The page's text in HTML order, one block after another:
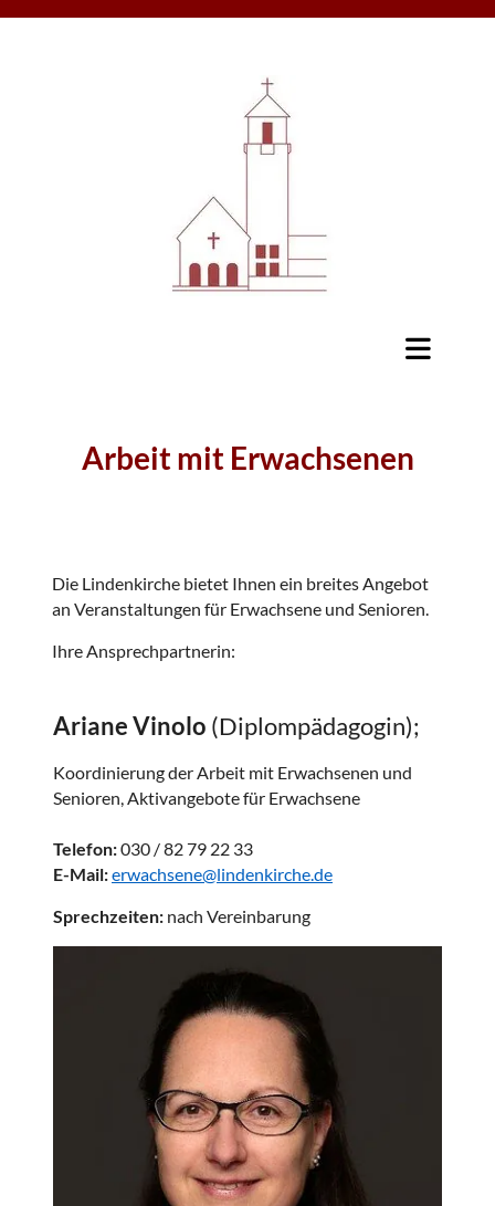
Arbeit mit Erwachsenen
Die Lindenkirche bietet Ihnen ein breites Angebot
an Veranstaltungen für Erwachsene und Senioren.
Ihre Ansprechpartnerin:
Ariane Vinolo (Diplompädagogin);
Koordinierung der Arbeit mit Erwachsenen und
Senioren, Aktivangebote für Erwachsene
Telefon:030 / 82 79 22 33
E-Mail:erwachsene@lindenkirche.de
Sprechzeiten: nach Vereinbarung